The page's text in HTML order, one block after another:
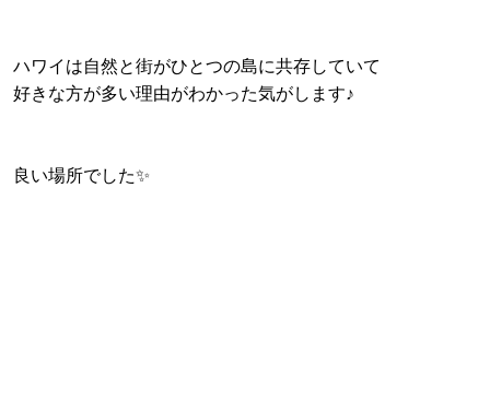
ハワイは自然と街がひとつの島に共存していて
好きな方が多い理由がわかった気がします♪
良い場所でした✨